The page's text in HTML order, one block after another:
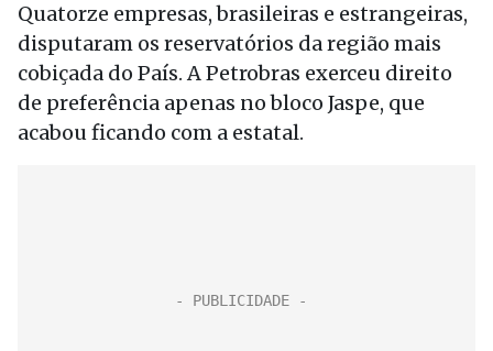
Quatorze empresas, brasileiras e estrangeiras,
disputaram os reservatórios da região mais
cobiçada do País. A Petrobras exerceu direito
de preferência apenas no bloco Jaspe, que
acabou ficando com a estatal.